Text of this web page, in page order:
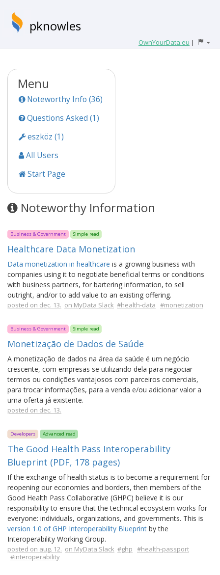
pknowles
OwnYourData.eu |
Menu
Noteworthy Info (36)
Questions Asked (1)
eszköz (1)
All Users
Start Page
Noteworthy Information
Business & Government Simple read
Healthcare Data Monetization
Data monetization in healthcare is a growing business with
companies using it to negotiate beneficial terms or conditions
with business partners, for bartering information, to sell
outright, and/or to add value to an existing offering.
posted on dec. 13. on MyData Slack #health-data #monetization
Business & Government Simple read
Monetização de Dados de Saúde
A monetização de dados na área da saúde é um negócio
crescente, com empresas se utilizando dela para negociar
termos ou condições vantajosos com parceiros comerciais,
para trocar informações, para a venda e/ou adicionar valor a
uma oferta já existente.
posted on dec. 13.
Developers Advanced read
The Good Health Pass Interoperability
Blueprint (PDF, 178 pages)
If the exchange of health status is to become a requirement for
reopening our economies and borders, then members of the
Good Health Pass Collaborative (GHPC) believe it is our
responsibility to ensure that the technical ecosystem works for
everyone: individuals, organizations, and governments. This is
version 1.0 of GHP Interoperability Blueprint by the
Interoperability Working Group.
posted on aug. 12. on MyData Slack #ghp #health-passport
#interoperability